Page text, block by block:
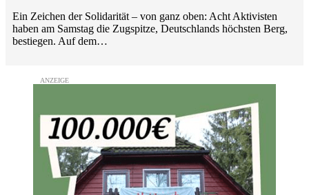
Ein Zeichen der Solidarität – von ganz oben: Acht Aktivisten
haben am Samstag die Zugspitze, Deutschlands höchsten Berg,
bestiegen. Auf dem…